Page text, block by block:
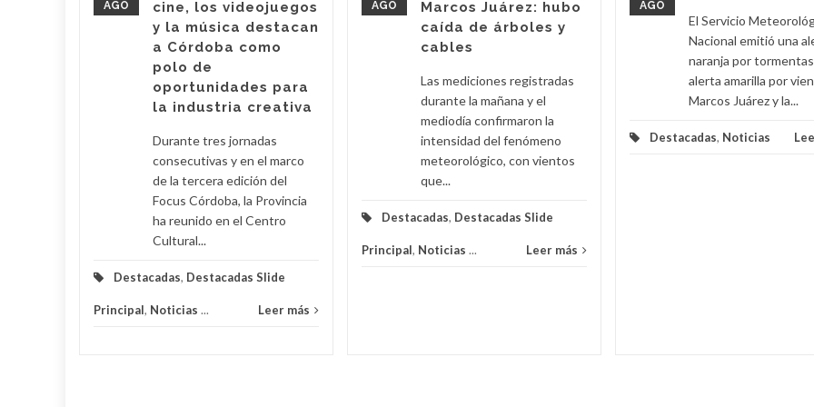
AGO
cine, los videojuegos
y la música destacan
a Córdoba como
polo de
oportunidades para
la industria creativa
Durante tres jornadas
consecutivas y en el marco
de la tercera edición del
Focus Córdoba, la Provincia
ha reunido en el Centro
Cultural...
Destacadas, Destacadas Slide
Principal, Noticias ... Leer más
AGO
Marcos Juárez: hubo
caída de árboles y
cables
Las mediciones registradas
durante la mañana y el
mediodía confirmaron la
intensidad del fenómeno
meteorológico, con vientos
que...
Destacadas, Destacadas Slide
Principal, Noticias ... Leer más
AGO
El Servicio
Nacional emitió una
naranja por
alerta amarilla por
Marcos Juárez y la...
Destacadas, Noticias